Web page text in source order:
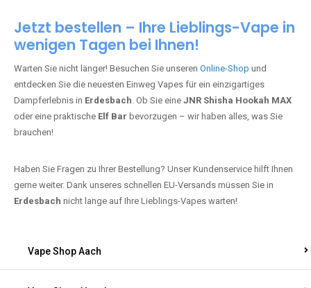
Jetzt bestellen – Ihre Lieblings-Vape in
wenigen Tagen bei Ihnen!
Warten Sie nicht länger! Besuchen Sie unseren Online-Shop und
entdecken Sie die neuesten Einweg Vapes für ein einzigartiges
Dampferlebnis in Erdesbach. Ob Sie eine JNR Shisha Hookah MAX
oder eine praktische Elf Bar bevorzugen – wir haben alles, was Sie
brauchen!
Haben Sie Fragen zu Ihrer Bestellung? Unser Kundenservice hilft Ihnen
gerne weiter. Dank unseres schnellen EU-Versands müssen Sie in
Erdesbach nicht lange auf Ihre Lieblings-Vapes warten!
Vape Shop Aach